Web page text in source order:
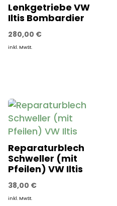
Lenkgetriebe VW
Iltis Bombardier
280,00 €
inkl. MwSt.
Reparaturblech
Schweller (mit
Pfeilen) VW Iltis
38,00 €
inkl. MwSt.